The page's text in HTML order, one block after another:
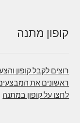
קופון מתנה
רוצים לקבל קופון
ראשונים את
לחצו על קופון במתנה